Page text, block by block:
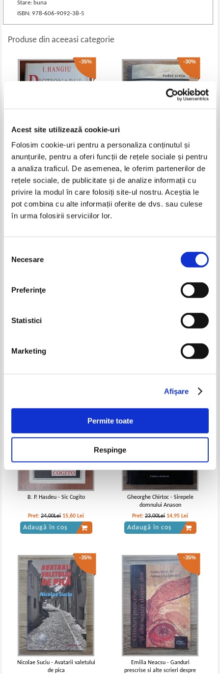
Acest site utilizează cookie-uri
Folosim cookie-uri pentru a personaliza conținutul și
anunțurile, pentru a oferi funcții de rețele sociale și pentru
a analiza traficul. De asemenea, le oferim partenerilor de
rețele sociale, de publicitate și de analize informații cu
privire la modul în care folosiți site-ul nostru. Aceștia le
pot combina cu alte informații oferite de dvs. sau culese
în urma folosirii serviciilor lor.
consimțământului
Necesare
Preferinţe
Statistici
Marketing
Afişare
Permite toate
Respinge
Stare: buna
ISBN: 978-606-9092-38-5
Produse din aceeasi categorie
-35%
I. Hangiu - Dictionarul presei
29,00Lei 18,85
Adaugă în coș
-30%
Tudor Cretu - Maluri
Lei
Adaugă în coș
Pret:
Lei
B. P. Hasdeu - Sic Cogito
Pret:24,00Lei 15,60 Lei
Adaugă în coș
-35%
Gheorghe Chirtoc - Sirepele
domnului Anason
Pret:23,00Lei 14,95 Lei
Adaugă în coș
-35%
Nicolae Suciu - Avatarii valetului
de pica
-35%
Emilia Neacsu - Ganduri
prescrise si alte scrieri despre